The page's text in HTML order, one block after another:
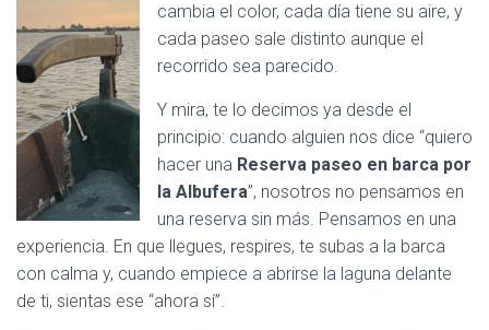
A
cambia el color, cada día tiene su aire, y
cada paseo sale distinto aunque el
recorrido sea parecido.
Y mira, te lo decimos ya desde el
principio: cuando alguien nos dice “quiero
hacer una Reserva paseo en barca por
la Albufera”, nosotros no pensamos en
una reserva sin más. Pensamos en una
experiencia. En que llegues, respires, te subas a la barca
con calma y, cuando empiece a abrirse la laguna delante
de ti, sientas ese “ahora sí”.